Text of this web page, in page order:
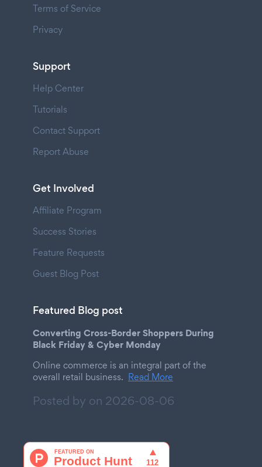
Terms of Service
Privacy
Support
Help Center
Tutorials
Contact Support
Report Abuse
Get Involved
Affiliate Program
Success Stories
Feature Requests
Guest Blog Post
Featured Blog post
Converting Cross-Border Shoppers During
Black Friday & Cyber Monday
Online commerce is an integral part of the
overall retail business. Read More
Posted by on 2026-08-06